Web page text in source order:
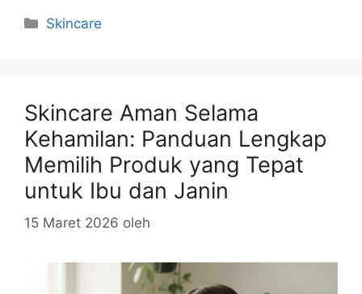
Kategori
Skincare
Skincare Aman Selama
Kehamilan: Panduan Lengkap
Memilih Produk yang Tepat
untuk Ibu dan Janin
15 Maret 2026 oleh